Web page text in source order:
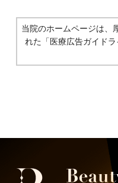
当院のホームページは、
れた 「医療広告ガイド